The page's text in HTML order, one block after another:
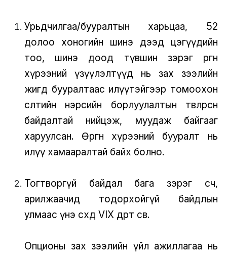
Урьдчилгаа/бууралтын харьцаа, 52
долоо хоногийн шинэ дээд цэгүүдийн
тоо, шинэ доод түвшин зэрэг өргөн
хүрээний үзүүлэлтүүд нь зах зээлийн
жигд бууралтаас илүүтэйгээр томоохон
өсөлтийн нэрсийн борлуулалтын төвлөрсөн
байдалтай нийцэж, муудаж байгааг
харуулсан. Өргөн хүрээний бууралт нь
илүү хамааралтай байх болно.
Тогтворгүй байдал бага зэрэг өсч,
арилжаачид тодорхойгүй байдлын
улмаас үнэ өсөхөд VIX өдөртөө өсөв.
Опционы зах зээлийн үйл ажиллагаа нь